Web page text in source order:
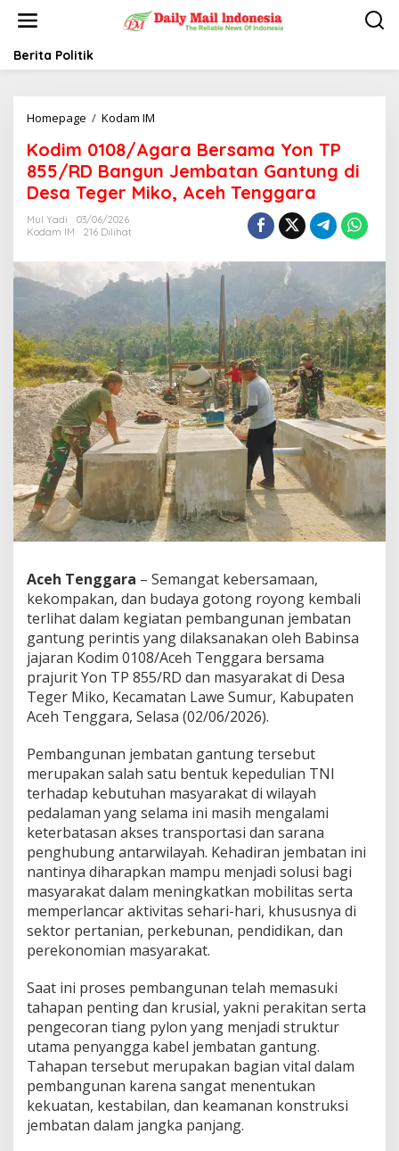
t
Berita Politik
Homepage / Kodam IM
d
i
m
0
A
r
a
B
e
r
s
a
m
a
Y
o
n
T
P
5
/
R
D
B
a
n
g
u
e
m
b
a
a
n
G
a
n
t
u
n
d
i
D
e
s
a
T
g
e
Kodim 0108/Agara Bersama Yon TP
855/RD Bangun Jembatan Gantung di
Desa Teger Miko, Aceh Tenggara
Mul Yadi
03/06/2026
Kodam IM
216 Dilihat
Aceh Tenggara – Semangat kebersamaan,
kekompakan, dan budaya gotong royong kembali
terlihat dalam kegiatan pembangunan jembatan
gantung perintis yang dilaksanakan oleh Babinsa
jajaran Kodim 0108/Aceh Tenggara bersama
prajurit Yon TP 855/RD dan masyarakat di Desa
Teger Miko, Kecamatan Lawe Sumur, Kabupaten
Aceh Tenggara, Selasa (02/06/2026).
Pembangunan jembatan gantung tersebut
merupakan salah satu bentuk kepedulian TNI
terhadap kebutuhan masyarakat di wilayah
pedalaman yang selama ini masih mengalami
keterbatasan akses transportasi dan sarana
penghubung antarwilayah. Kehadiran jembatan ini
nantinya diharapkan mampu menjadi solusi bagi
masyarakat dalam meningkatkan mobilitas serta
memperlancar aktivitas sehari-hari, khususnya di
sektor pertanian, perkebunan, pendidikan, dan
perekonomian masyarakat.
Saat ini proses pembangunan telah memasuki
tahapan penting dan krusial, yakni perakitan serta
pengecoran tiang pylon yang menjadi struktur
utama penyangga kabel jembatan gantung.
Tahapan tersebut merupakan bagian vital dalam
pembangunan karena sangat menentukan
kekuatan, kestabilan, dan keamanan konstruksi
jembatan dalam jangka panjang.